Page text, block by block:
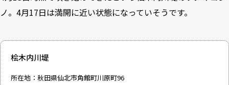
ノ。4月17日は満開に近い状態になっていそうです。
桧木内川堤
所在地：秋田県仙北市角館町川原町96